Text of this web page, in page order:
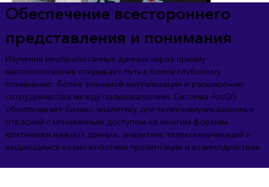
Обеспечение всестороннего
представления и понимания
Изучение необработанных данных через призму
местоположения открывает путь к более глубокому
пониманию, более значимой визуализации и расширению
сотрудничества между пользователями. Система ArcGIS
обеспечивает бизнес-аналитику для телекоммуникационных
отраслей с мгновенным доступом ко многим формам
критически важных данных, аналитике телекоммуникаций и
выдающимся возможностями презентации и взаимодействия.